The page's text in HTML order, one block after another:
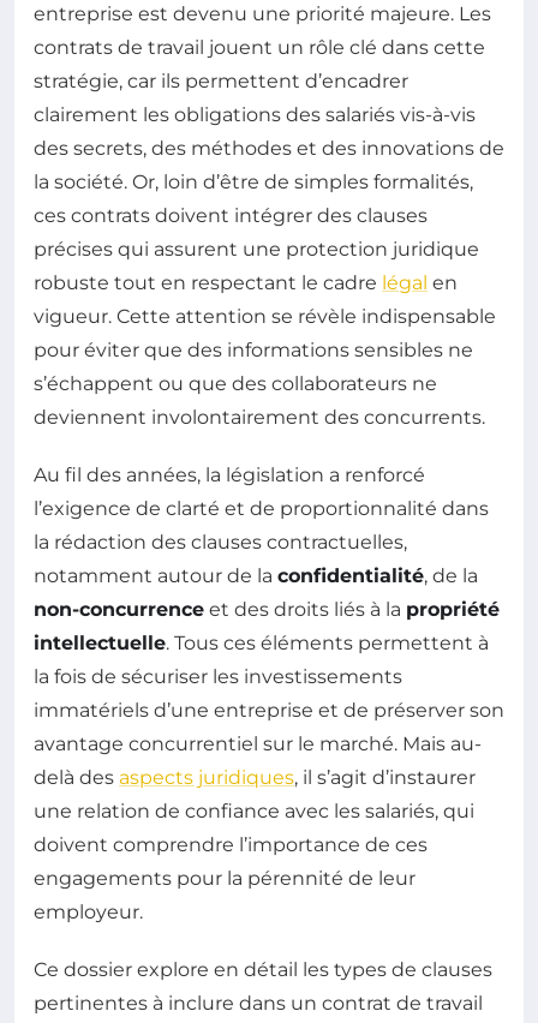
entreprise est devenu une priorité majeure. Les
contrats de travail jouent un rôle clé dans cette
stratégie, car ils permettent d’encadrer
clairement les obligations des salariés vis-à-vis
des secrets, des méthodes et des innovations de
la société. Or, loin d’être de simples formalités,
ces contrats doivent intégrer des clauses
précises qui assurent une protection juridique
robuste tout en respectant le cadre légal en
vigueur. Cette attention se révèle indispensable
pour éviter que des informations sensibles ne
s’échappent ou que des collaborateurs ne
deviennent involontairement des concurrents.
Au fil des années, la législation a renforcé
l’exigence de clarté et de proportionnalité dans
la rédaction des clauses contractuelles,
notamment autour de la confidentialité, de la
non-concurrence et des droits liés à la propriété
intellectuelle. Tous ces éléments permettent à
la fois de sécuriser les investissements
immatériels d’une entreprise et de préserver son
avantage concurrentiel sur le marché. Mais au-
delà des aspects juridiques, il s’agit d’instaurer
une relation de confiance avec les salariés, qui
doivent comprendre l’importance de ces
engagements pour la pérennité de leur
employeur.
Ce dossier explore en détail les types de clauses
pertinentes à inclure dans un contrat de travail